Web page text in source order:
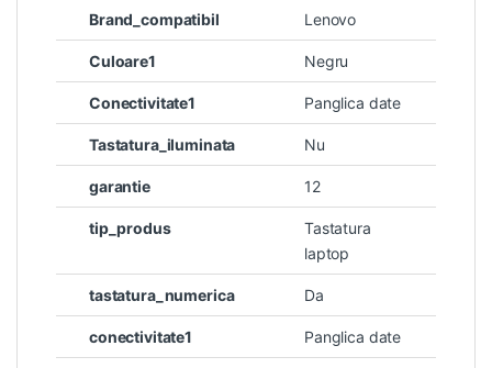
Brand_compatibil Lenovo
Culoare1 Negru
Conectivitate1 Panglica date
Tastatura_iluminata Nu
garantie 12
tip_produs
Tastatura
laptop
tastatura_numerica Da
conectivitate1 Panglica date